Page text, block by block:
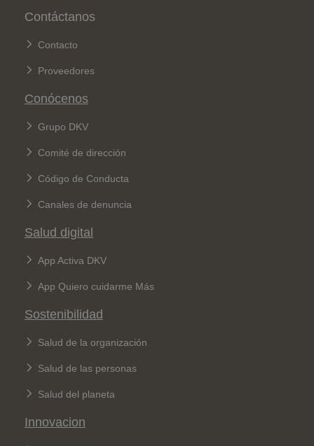
Pie de página
Contáctanos
Contacto
Proveedores
Conócenos
Grupo DKV
Comité de dirección
Código de Conducta
Canales de denuncia
Salud digital
App Activa DKV
App Quiero cuidarme Más
Sostenibilidad
Salud de la organización
Salud de las personas
Salud del planeta
Innovacion